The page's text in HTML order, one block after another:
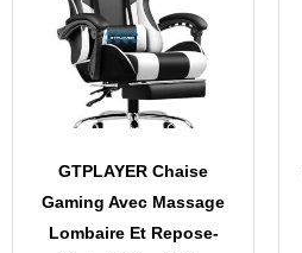
GTPLAYER Chaise
Gaming Avec Massage
Lombaire Et Repose-